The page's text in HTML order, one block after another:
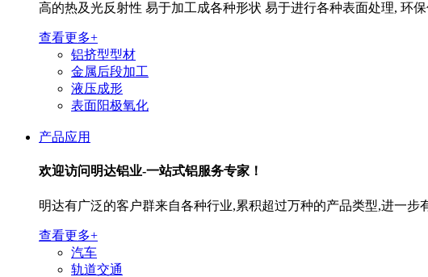
高的热及光反射性 易于加工成各种形状 易于进行各种表面处理, 环
查看更多+
铝挤型型材
金属后段加工
液压成形
表面阳极氧化
产品应用
欢迎访问明达铝业-一站式铝服务专家！
明达有广泛的客户群来自各种行业,累积超过万种的产品类型,进一
查看更多+
汽车
轨道交通